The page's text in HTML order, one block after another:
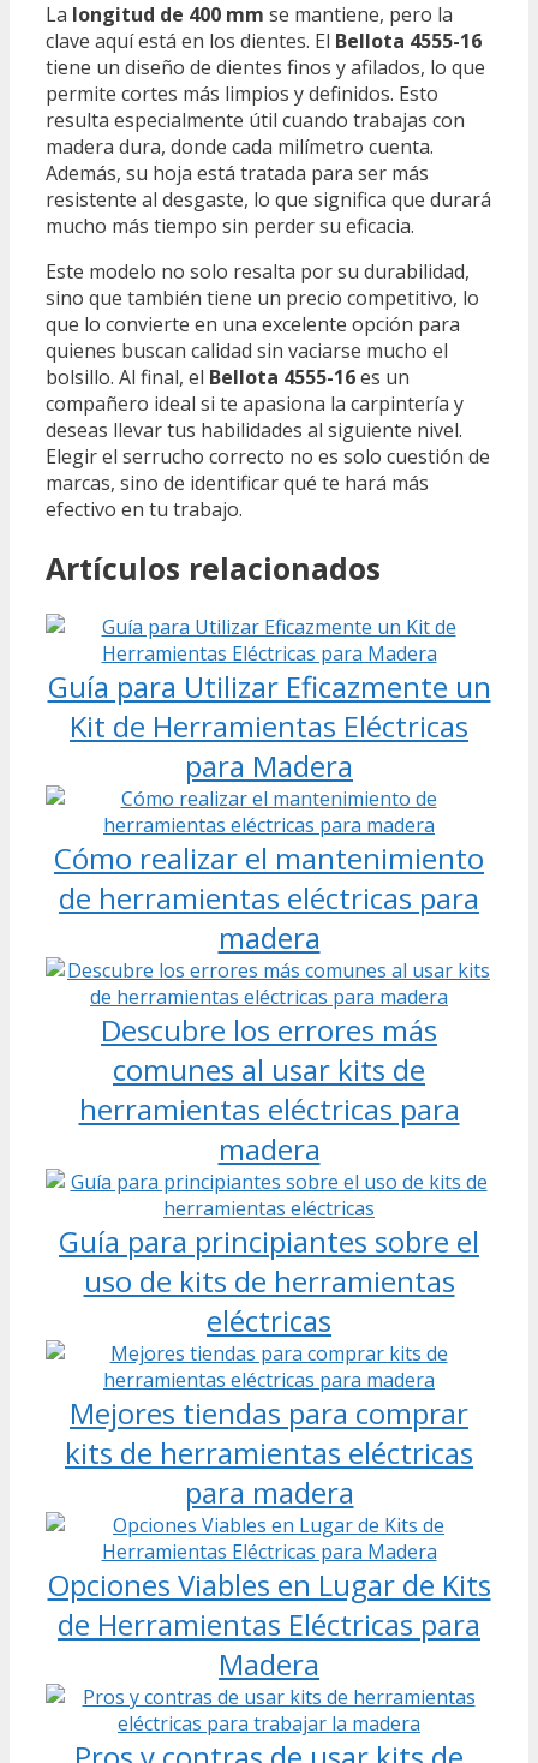
La longitud de 400 mm se mantiene, pero la
clave aquí está en los dientes. El Bellota 4555-16
tiene un diseño de dientes finos y afilados, lo que
permite cortes más limpios y definidos. Esto
resulta especialmente útil cuando trabajas con
madera dura, donde cada milímetro cuenta.
Además, su hoja está tratada para ser más
resistente al desgaste, lo que significa que durará
mucho más tiempo sin perder su eficacia.
Este modelo no solo resalta por su durabilidad,
sino que también tiene un precio competitivo, lo
que lo convierte en una excelente opción para
quienes buscan calidad sin vaciarse mucho el
bolsillo. Al final, el Bellota 4555-16es un
compañero ideal si te apasiona la carpintería y
deseas llevar tus habilidades al siguiente nivel.
Elegir el serrucho correcto no es solo cuestión de
marcas, sino de identificar qué te hará más
efectivo en tu trabajo.
Artículos relacionados
Guía para Utilizar Eficazmente un
Kit de Herramientas Eléctricas
para Madera
Cómo realizar el mantenimiento
de herramientas eléctricas para
madera
Descubre los errores más
comunes al usar kits de
herramientas eléctricas para
madera
Guía para principiantes sobre el
uso de kits de herramientas
eléctricas
Mejores tiendas para comprar
kits de herramientas eléctricas
para madera
Opciones Viables en Lugar de Kits
de Herramientas Eléctricas para
Madera